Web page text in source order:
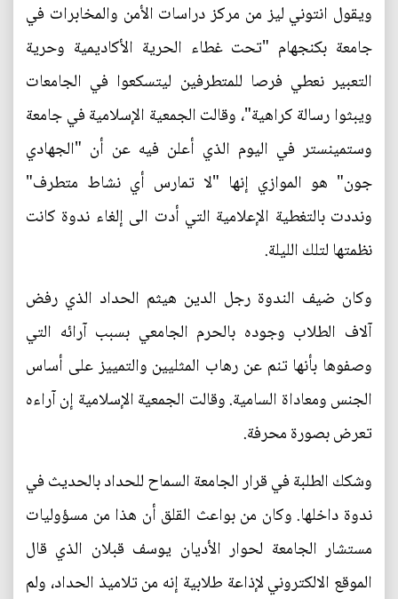
ويقول انتوني ليز من مركز دراسات الأمن والمخابرات في
جامعة بكنجهام "تحت غطاء الحرية الأكاديمية وحرية
التعبير نعطي فرصا للمتطرفين ليتسكعوا في الجامعات
ويبثوا رسالة كراهية"، وقالت الجمعية الإسلامية في جامعة
وستمينستر في اليوم الذي أعلن فيه عن أن "الجهادي
جون" هو الموازي إنها "لا تمارس أي نشاط متطرف"
ونددت بالتغطية الإعلامية التي أدت الى إلغاء ندوة كانت
نظمتها لتلك الليلة.
وكان ضيف الندوة رجل الدين هيثم الحداد الذي رفض
آلاف الطلاب وجوده بالحرم الجامعي بسبب آرائه التي
وصفوها بأنها تنم عن رهاب المثليين والتمييز على أساس
الجنس ومعاداة السامية. وقالت الجمعية الإسلامية إن آراءه
تعرض بصورة محرفة.
وشكك الطلبة في قرار الجامعة السماح للحداد بالحديث في
ندوة داخلها. وكان من بواعث القلق أن هذا من مسؤوليات
مستشار الجامعة لحوار الأديان يوسف قبلان الذي قال
الموقع الالكتروني لإذاعة طلابية إنه من تلاميذ الحداد، ولم